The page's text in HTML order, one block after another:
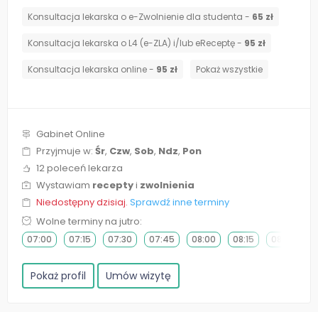
Konsultacja lekarska o e-Zwolnienie dla studenta - 65 zł
Konsultacja lekarska o L4 (e-ZLA) i/lub eReceptę - 95 zł
Konsultacja lekarska online - 95 zł Pokaż wszystkie
Gabinet Online
Przyjmuje w: Śr, Czw, Sob, Ndz, Pon
12 poleceń lekarza
Wystawiam receptyi zwolnienia
Niedostępny dzisiaj. Sprawdź inne terminy
Wolne terminy na jutro:
07:00 07:15 07:30 07:45 08:00 08:15 08:30
Pokaż profil Umów wizytę